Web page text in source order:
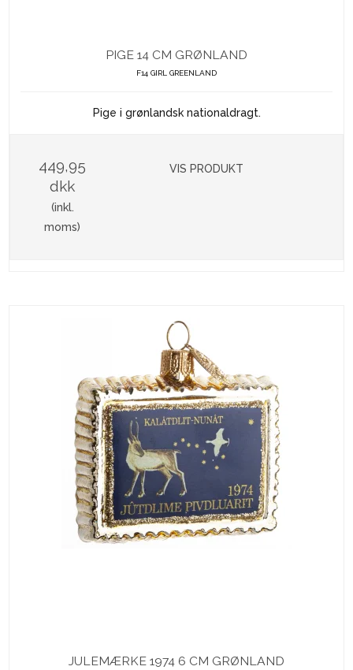
PIGE 14 CM GRØNLAND
F14 GIRL GREENLAND
Pige i grønlandsk nationaldragt.
449,95
dkk
(inkl.
moms)
VIS PRODUKT
JULEMÆRKE 1974 6 CM GRØNLAND